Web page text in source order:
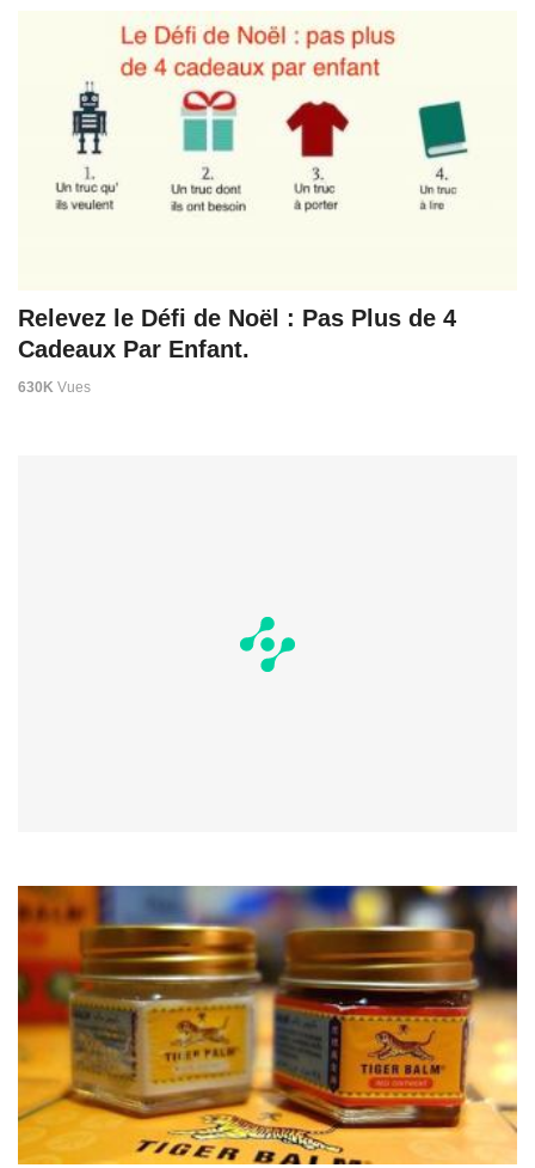
Relevez le Défi de Noël : Pas Plus de 4
Cadeaux Par Enfant.
630K Vues